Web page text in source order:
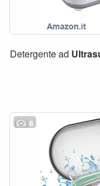
Detergente ad
8